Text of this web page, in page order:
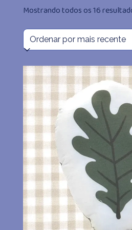
Mostrando todos os 16